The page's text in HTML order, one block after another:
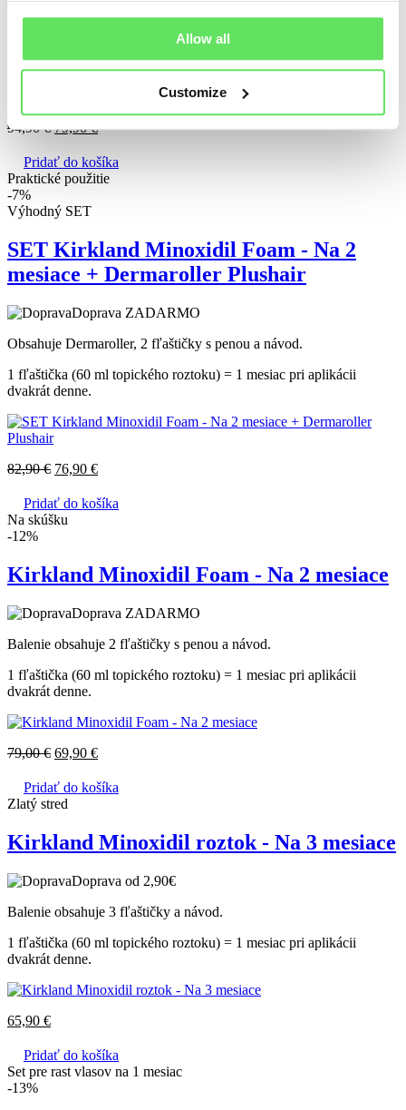
Allow all
Customize
1 fľaštička (60 ml topickej peny) = 1 mesiac pri aplikácii dvakrát
94,90€ 79,90€
Pridať do košíka
Praktické použitie
-7%
Výhodný SET
SET Kirkland Minoxidil Foam - Na 2
mesiace + Dermaroller Plushair
Doprava ZADARMO
Obsahuje Dermaroller, 2 fľaštičky s penou a návod.
1 fľaštička (60 ml topického roztoku) = 1 mesiac pri aplikácii
dvakrát denne.
82,90€ 76,90 €
Pridať do košíka
Na skúšku
-12%
Kirkland Minoxidil Foam - Na 2 mesiace
Doprava ZADARMO
Balenie obsahuje 2 fľaštičky s penou a návod.
1 fľaštička (60 ml topického roztoku) = 1 mesiac pri aplikácii
dvakrát denne.
79,00€ 69,90 €
Pridať do košíka
Zlatý stred
Kirkland Minoxidil roztok - Na 3 mesiace
Doprava od 2,90€
Balenie obsahuje 3 fľaštičky a návod.
1 fľaštička (60 ml topického roztoku) = 1 mesiac pri aplikácii
dvakrát denne.
65,90 €
Pridať do košíka
Set pre rast vlasov na 1 mesiac
-13%